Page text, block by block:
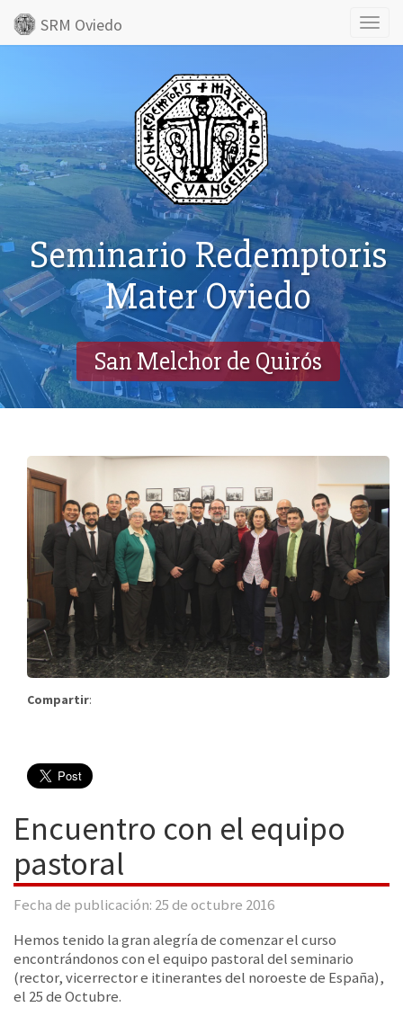
SRM Oviedo
Seminario Redemptoris
Mater Oviedo
San Melchor de Quirós
Compartir:
Encuentro con el equipo
pastoral
Fecha de publicación: 25 de octubre 2016
Hemos tenido la gran alegría de comenzar el curso
encontrándonos con el equipo pastoral del seminario
(rector, vicerrector e itinerantes del noroeste de España),
el 25 de Octubre.